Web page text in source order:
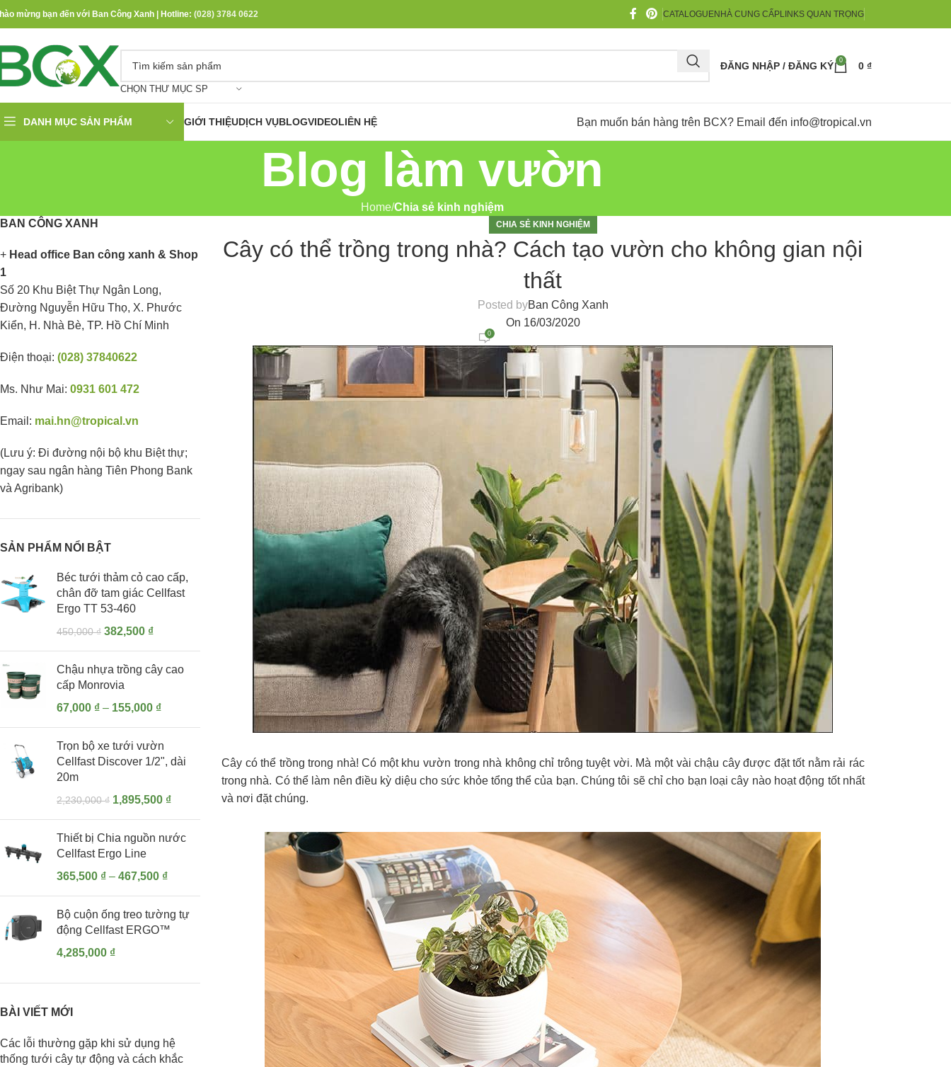
mừng bạn đến với Ban Công Xanh | Hotline: (028) 3784 0622 CATALOGUENHÀ CUNG CẤPLINKS QUAN TRỌNG
CHỌN THƯ MỤC SP
ĐĂNG NHẬP / ĐĂNG KÝ 0 0 ₫
DANH MỤC SẢN PHẨM GIỚI THIỆUDỊCH VỤBLOGVIDEOLIÊN HỆ Bạn muốn bán hàng trên BCX? Email đến info@tropical.vn
Blog làm vườn
Home Chia sẻ kinh nghiệm
BAN CÔNG XANH
+ Head office Ban công xanh & Shop
1
Số 20 Khu Biệt Thự Ngân Long,
Đường Nguyễn Hữu Thọ, X. Phước
Kiển, H. Nhà Bè, TP. Hồ Chí Minh
Điện thoại: (028) 37840622
Ms. Như Mai: 0931 601 472
Email: mai.hn@tropical.vn
(Lưu ý: Đi đường nội bộ khu Biệt thự;
ngay sau ngân hàng Tiên Phong Bank
và Agribank)
SẢN PHẨM NỔI BẬT
Béc tưới thảm cỏ cao cấp,
chân đỡ tam giác Cellfast
Ergo TT 53-460
450,000₫ 382,500 ₫
Chậu nhựa trồng cây cao
cấp Monrovia
67,000 ₫ – 155,000 ₫
Trọn bộ xe tưới vườn
Cellfast Discover 1/2", dài
20m
2,230,000₫ 1,895,500 ₫
Thiết bị Chia nguồn nước
Cellfast Ergo Line
365,500 ₫ – 467,500 ₫
Bộ cuộn ống treo tường tự
động Cellfast ERGO™
4,285,000 ₫
BÀI VIẾT MỚI
Các lỗi thường gặp khi sử dụng hệ
thống tưới cây tự động và cách khắc
CHIA SẺ KINH NGHIỆM
Cây có thể trồng trong nhà? Cách tạo vườn cho không gian nội
thất
Posted byBan Công Xanh
On 16/03/2020
0
Cây có thể trồng trong nhà! Có một khu vườn trong nhà không chỉ trông tuyệt vời. Mà một vài chậu cây được đặt tốt nằm rải rác
trong nhà. Có thể làm nên điều kỳ diệu cho sức khỏe tổng thể của bạn. Chúng tôi sẽ chỉ cho bạn loại cây nào hoạt động tốt nhất
và nơi đặt chúng.